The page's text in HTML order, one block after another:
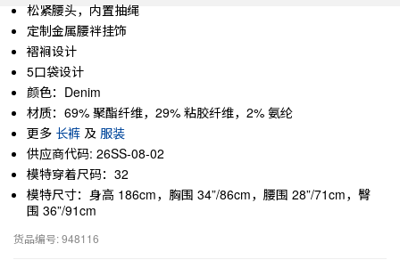
松紧腰头，内置抽绳
定制金属腰袢挂饰
褶裥设计
5口袋设计
颜色：Denim
材质：69% 聚酯纤维，29% 粘胶纤维，2% 氨纶
更多 长裤 及 服装
供应商代码: 26SS-08-02
模特穿着尺码：32
模特尺寸：身高 186cm，胸围 34”/86cm，腰围 28”/71cm，臀
围 36”/91cm
货品编号: 948116